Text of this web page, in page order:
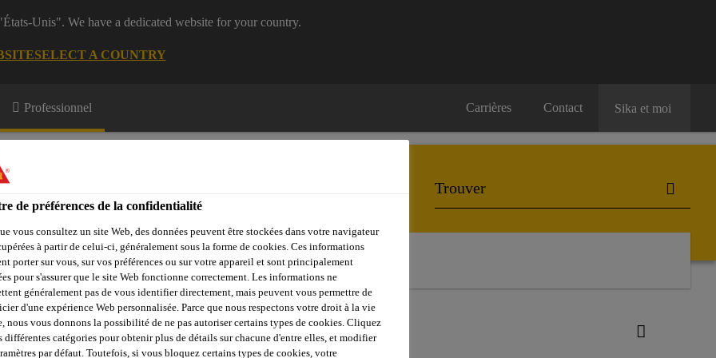
Unis". We have a dedicated website for your country.
SELECT A COUNTRY
Professionnel Carrières Contact Sika et moi
Membres Formations A propos de nous
terrasse : Nos accessoires Pare-vapeur Sarnatape®-20
de préférences de la confidentialité
vous consultez un site Web, des données peuvent être stockées dans votre navigateur
à partir de celui-ci, généralement sous la forme de cookies. Ces informations
porter sur vous, sur vos préférences ou sur votre appareil et sont principalement
pour s'assurer que le site Web fonctionne correctement. Les informations ne
généralement pas de vous identifier directement, mais peuvent vous permettre de
d'une expérience Web personnalisée. Parce que nous respectons votre droit à la vie
nous vous donnons la possibilité de ne pas autoriser certains types de cookies. Cliquez
différentes catégories pour obtenir plus de détails sur chacune d'entre elles, et modifier
par défaut. Toutefois, si vous bloquez certains types de cookies, votre